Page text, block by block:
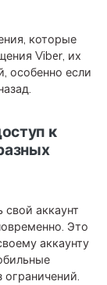
которые
Viber, их
особенно если
к
свой аккаунт
Это
аккаунту